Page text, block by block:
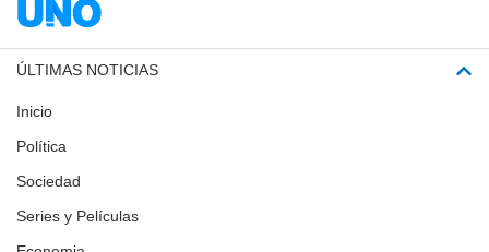
ÚLTIMAS NOTICIAS
Inicio
Política
Sociedad
Series y Películas